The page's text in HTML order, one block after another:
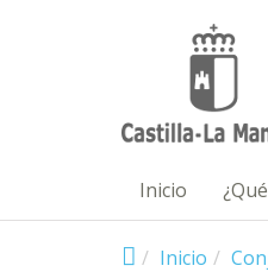
Inicio
Inicio